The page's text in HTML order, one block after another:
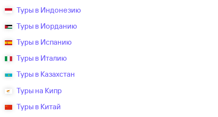
Туры в Индонезию
Туры в Иорданию
Туры в Испанию
Туры в Италию
Туры в Казахстан
Туры на Кипр
Туры в Китай